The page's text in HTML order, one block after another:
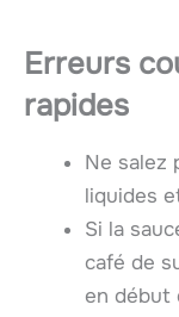
Erreurs
rapides
Ne salez
liquides
Si la
café de
en début